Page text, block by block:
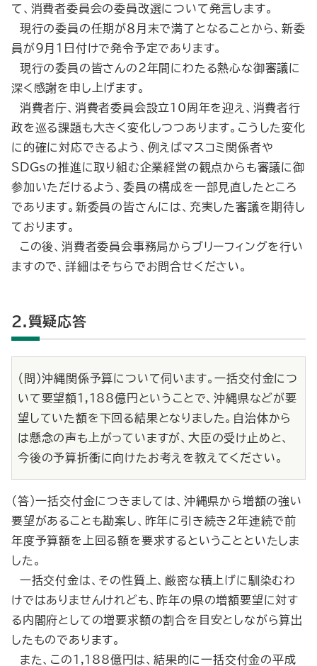
て、消費者委員会の委員改選について発言します。
現行の委員の任期が８月末で満了となることから、新委
員が９月１日付けで発令予定であります。
現行の委員の皆さんの２年間にわたる熱心な御審議に
深く感謝を申し上げます。
消費者庁、消費者委員会設立10周年を迎え、消費者行
政を巡る課題も大きく変化しつつあります。こうした変化
に的確に対応できるよう、例えばマスコミ関係者や
SDGsの推進に取り組む企業経営の観点からも審議に御
参加いただけるよう、委員の構成を一部見直したところ
であります。新委員の皆さんには、充実した審議を期待し
ております。
この後、消費者委員会事務局からブリーフィングを行い
ますので、詳細はそちらでお問合せください。
2.質疑応答
（問）沖縄関係予算について伺います。一括交付金につ
いて要望額1,188億円ということで、沖縄県などが要
望していた額を下回る結果となりました。自治体から
は懸念の声も上がっていますが、大臣の受け止めと、
今後の予算折衝に向けたお考えを教えてください。
（答）一括交付金につきましては、沖縄県から増額の強い
要望があることも勘案し、昨年に引き続き２年連続で前
年度予算額を上回る額を要求するということといたしま
した。
一括交付金は、その性質上、厳密な積上げに馴染むわ
けではありませんけれども、昨年の県の増額要望に対す
る内閣府としての増要求額の割合を目安としながら算出
したものであります。
また、この1,188億円は、結果的に一括交付金の平成